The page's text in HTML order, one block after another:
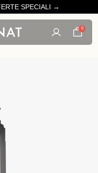
SPECIALI →
0